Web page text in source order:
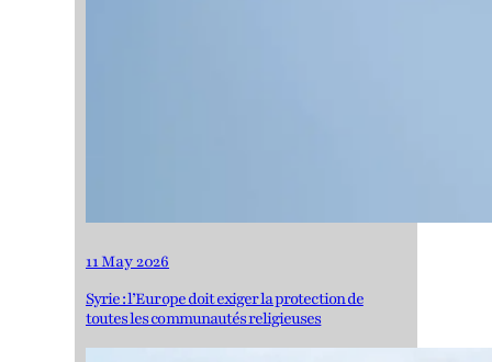
11 May 2026
Syrie : l’Europe doit exiger la protection de
toutes les communautés religieuses